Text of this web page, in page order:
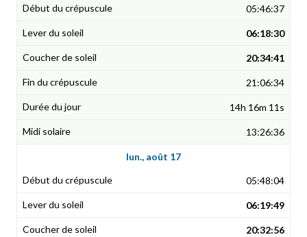
05:46:37
06:18:30
20:34:41
21:06:34
14h 16m 11s
13:26:36
lun., août 17
05:48:04
06:19:49
20:32:56